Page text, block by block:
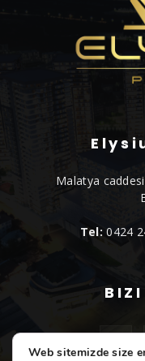
Malatya
Tel: 0424
Web sitemizde size